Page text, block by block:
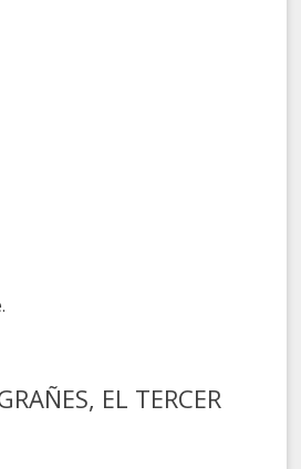
EL TERCER